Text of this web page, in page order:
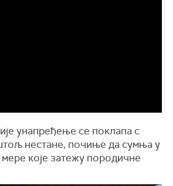
унапређење се поклапа с
нестане, почиње да сумња у
мере које затежу породичне